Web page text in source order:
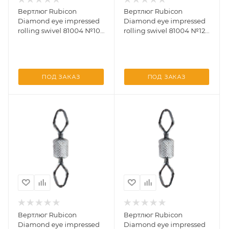
Вертлюг Rubicon
Diamond eye impressed
rolling swivel 81004 №10
ПОД ЗАКАЗ
Вертлюг Rubicon
Diamond eye impressed
rolling swivel 81004 №12
ПОД ЗАКАЗ
Вертлюг Rubicon
Diamond eye impressed
Вертлюг Rubicon
Diamond eye impressed